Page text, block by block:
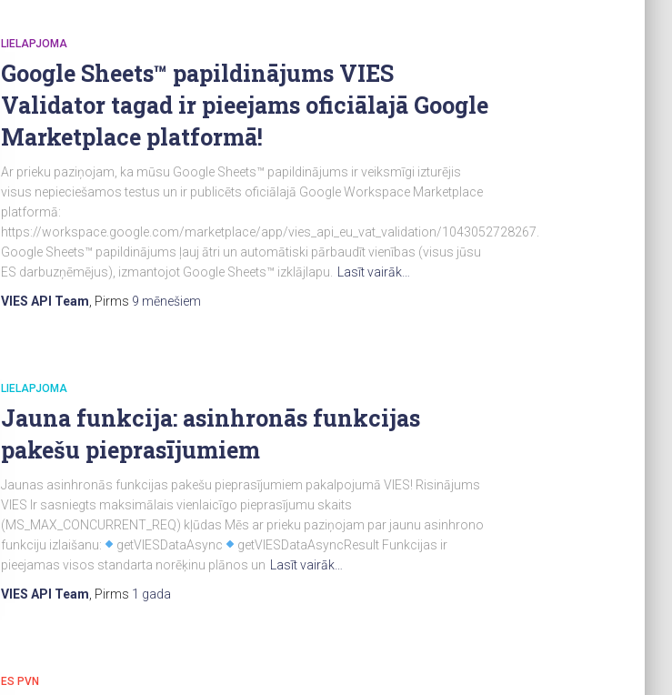
LIELAPJOMA
Google Sheets™ papildinājums VIES
Validator tagad ir pieejams oficiālajā Google
Marketplace platformā!
Ar prieku paziņojam, ka mūsu Google Sheets™ papildinājums ir veiksmīgi izturējis
visus nepieciešamos testus un ir publicēts oficiālajā Google Workspace Marketplace
platformā:
https://workspace.google.com/marketplace/app/vies_api_eu_vat_validation/1043052728267.
Google Sheets™ papildinājums ļauj ātri un automātiski pārbaudīt vienības (visus jūsu
ES darbuzņēmējus), izmantojot Google Sheets™ izklājlapu.
Lasīt vairāk…
VIES API Team , Pirms 9 mēnešiem
LIELAPJOMA
Jauna funkcija: asinhronās funkcijas
pakešu pieprasījumiem
Jaunas asinhronās funkcijas pakešu pieprasījumiem pakalpojumā VIES! Risinājums
VIES Ir sasniegts maksimālais vienlaicīgo pieprasījumu skaits
(MS_MAX_CONCURRENT_REQ) kļūdas Mēs ar prieku paziņojam par jaunu asinhrono
funkciju izlaišanu:
getVIESDataAsync
getVIESDataAsyncResult Funkcijas ir
pieejamas visos standarta norēķinu plānos un
Lasīt vairāk…
VIES API Team , Pirms 1 gada
ES PVN